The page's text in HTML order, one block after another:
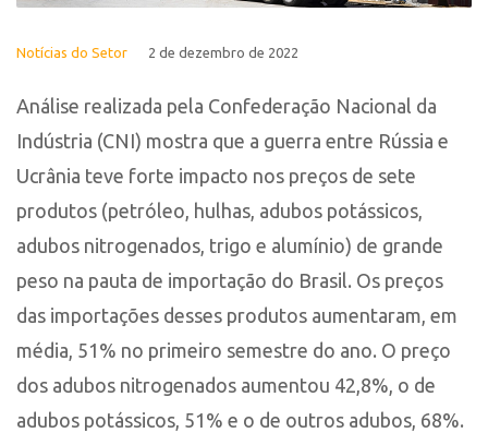
Notícias do Setor 2 de dezembro de 2022
Análise realizada pela Confederação Nacional da
Indústria (CNI) mostra que a guerra entre Rússia e
Ucrânia teve forte impacto nos preços de sete
produtos (petróleo, hulhas, adubos potássicos,
adubos nitrogenados, trigo e alumínio) de grande
peso na pauta de importação do Brasil. Os preços
das importações desses produtos aumentaram, em
média, 51% no primeiro semestre do ano. O preço
dos adubos nitrogenados aumentou 42,8%, o de
adubos potássicos, 51% e o de outros adubos, 68%.